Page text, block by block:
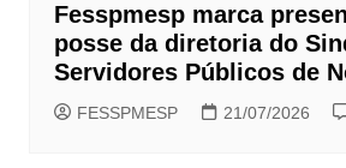
Fesspmesp marca
posse da diretoria do
Servidores Públicos de
FESSPMESP 21/07/2026